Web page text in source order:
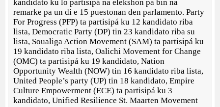
kandidato ku lo partisipá na elekshon pa bin na
remarke pa un di e 15 puestonan den parlamento. Party
For Progress (PFP) ta partisipá ku 12 kandidato riba
lista, Democratic Party (DP) tin 23 kandidato riba su
lista, Soualiga Action Movement (SAM) ta partisipá ku
19 kandidato riba lista, Oalichi Movement for Change
(OMC) ta partisipá ku 19 kandidato, Nation
Opportunity Wealth (NOW) tin 16 kandidato riba lista,
United People’s party (UP) tin 18 kandidato, Empire
Culture Empowerment (ECE) ta partisipá ku 3
kandidato, Unified Resilience St. Maarten Movement